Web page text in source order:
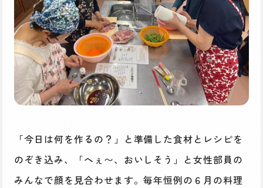
「今日は何を作るの？」と準備した食材とレシピを
のぞき込み、「へぇ〜、おいしそう」と女性部員の
みんなで顔を見合わせます。毎年恒例の６月の料理